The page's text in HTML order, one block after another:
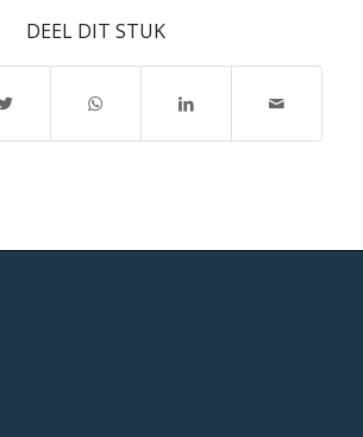
DEEL DIT STUK